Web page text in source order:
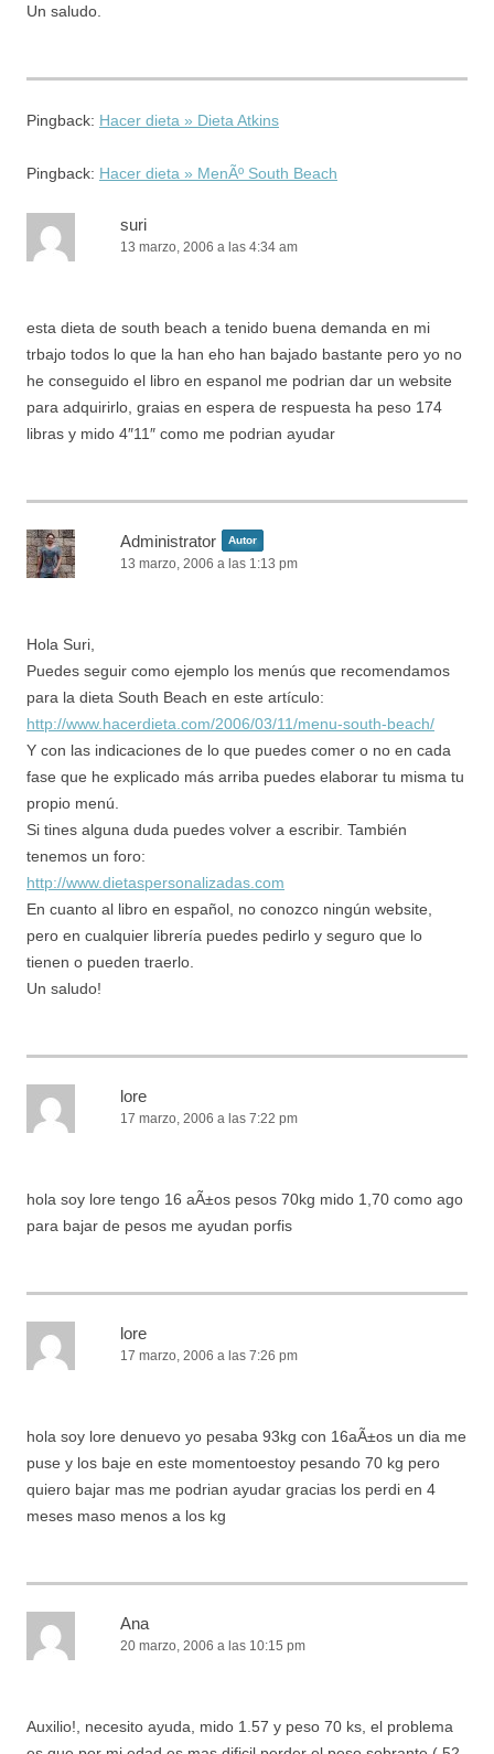
Un saludo.
Pingback: Hacer dieta » Dieta Atkins
Pingback: Hacer dieta » MenÃº South Beach
suri
13 marzo, 2006 a las 4:34 am
esta dieta de south beach a tenido buena demanda en mi
trbajo todos lo que la han eho han bajado bastante pero yo no
he conseguido el libro en espanol me podrian dar un website
para adquirirlo, graias en espera de respuesta ha peso 174
libras y mido 4″11″ como me podrian ayudar
Administrator Autor
13 marzo, 2006 a las 1:13 pm
Hola Suri,
Puedes seguir como ejemplo los menús que recomendamos
para la dieta South Beach en este artículo:
http://www.hacerdieta.com/2006/03/11/menu-south-beach/
Y con las indicaciones de lo que puedes comer o no en cada
fase que he explicado más arriba puedes elaborar tu misma tu
propio menú.
Si tines alguna duda puedes volver a escribir. También
tenemos un foro:
http://www.dietaspersonalizadas.com
En cuanto al libro en español, no conozco ningún website,
pero en cualquier librería puedes pedirlo y seguro que lo
tienen o pueden traerlo.
Un saludo!
lore
17 marzo, 2006 a las 7:22 pm
hola soy lore tengo 16 aÃ±os pesos 70kg mido 1,70 como ago
para bajar de pesos me ayudan porfis
lore
17 marzo, 2006 a las 7:26 pm
hola soy lore denuevo yo pesaba 93kg con 16aÃ±os un dia me
puse y los baje en este momentoestoy pesando 70 kg pero
quiero bajar mas me podrian ayudar gracias los perdi en 4
meses maso menos a los kg
Ana
20 marzo, 2006 a las 10:15 pm
Auxilio!, necesito ayuda, mido 1.57 y peso 70 ks, el problema